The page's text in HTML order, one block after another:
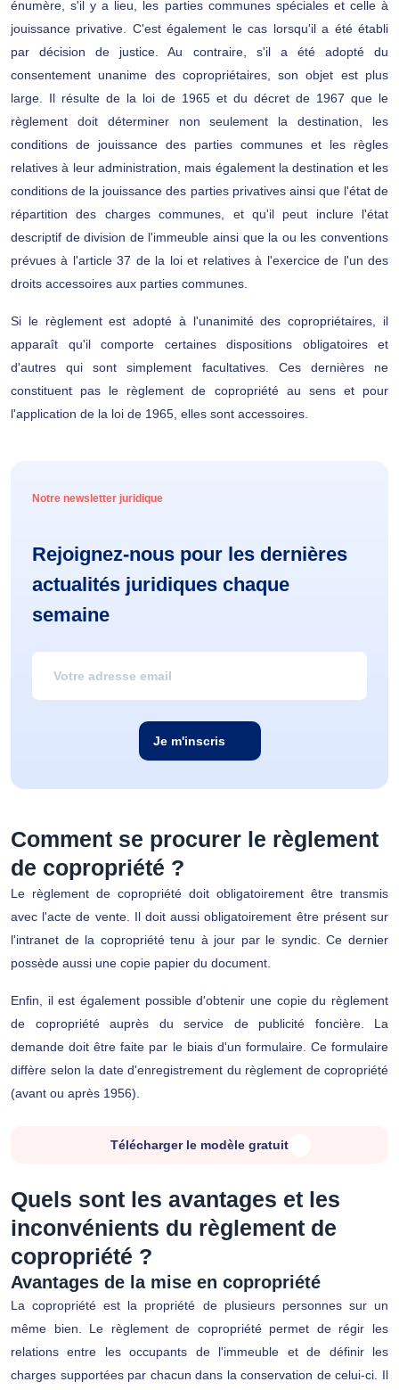
énumère, s'il y a lieu, les parties communes spéciales et celle à
jouissance privative. C'est également le cas lorsqu'il a été établi
par décision de justice. Au contraire, s'il a été adopté du
consentement unanime des copropriétaires, son objet est plus
large. Il résulte de la loi de 1965 et du décret de 1967 que le
règlement doit déterminer non seulement la destination, les
conditions de jouissance des parties communes et les règles
relatives à leur administration, mais également la destination et les
conditions de la jouissance des parties privatives ainsi que l'état de
répartition des charges communes, et qu'il peut inclure l'état
descriptif de division de l'immeuble ainsi que la ou les conventions
prévues à l'article 37 de la loi et relatives à l'exercice de l'un des
droits accessoires aux parties communes.
Si le règlement est adopté à l'unanimité des copropriétaires, il
apparaît qu'il comporte certaines dispositions obligatoires et
d'autres qui sont simplement facultatives. Ces dernières ne
constituent pas le règlement de copropriété au sens et pour
l'application de la loi de 1965, elles sont accessoires.
Notre newsletter juridique
Rejoignez-nous pour les dernières
actualités juridiques chaque
semaine
Je m'inscris
Comment se procurer le règlement
de copropriété ?
Le règlement de copropriété doit obligatoirement être transmis
avec l'acte de vente. Il doit aussi obligatoirement être présent sur
l'intranet de la copropriété tenu à jour par le syndic. Ce dernier
possède aussi une copie papier du document.
Enfin, il est également possible d'obtenir une copie du règlement
de copropriété auprès du service de publicité foncière. La
demande doit être faite par le biais d'un formulaire. Ce formulaire
diffère selon la date d'enregistrement du règlement de copropriété
(avant ou après 1956).
Télécharger le modèle gratuit
Quels sont les avantages et les
inconvénients du règlement de
copropriété ?
Avantages de la mise en copropriété
La copropriété est la propriété de plusieurs personnes sur un
même bien. Le règlement de copropriété permet de régir les
relations entre les occupants de l'immeuble et de définir les
charges supportées par chacun dans la conservation de celui-ci. Il